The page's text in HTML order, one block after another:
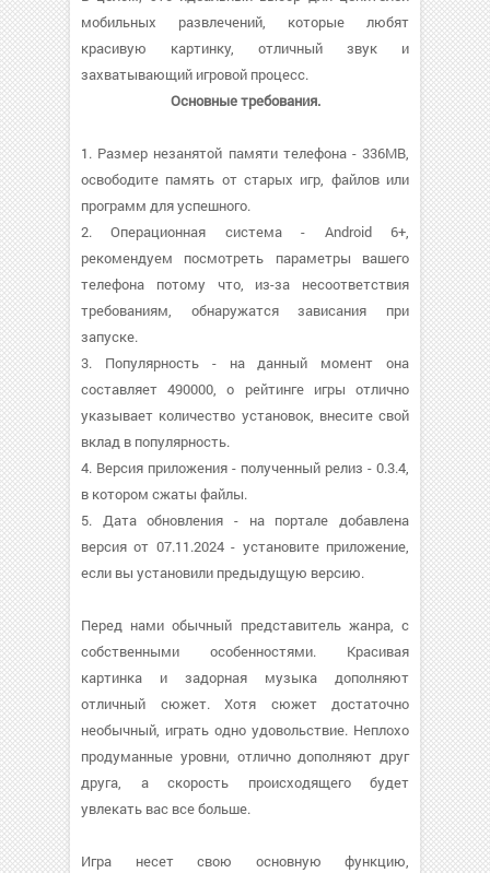
мобильных развлечений, которые любят
красивую картинку, отличный звук и
захватывающий игровой процесс.
Основные требования.
1. Размер незанятой памяти телефона - 336MB,
освободите память от старых игр, файлов или
программ для успешного.
2. Операционная система - Android 6+,
рекомендуем посмотреть параметры вашего
телефона потому что, из-за несоответствия
требованиям, обнаружатся зависания при
запуске.
3. Популярность - на данный момент она
составляет 490000, о рейтинге игры отлично
указывает количество установок, внесите свой
вклад в популярность.
4. Версия приложения - полученный релиз - 0.3.4,
в котором сжаты файлы.
5. Дата обновления - на портале добавлена
версия от 07.11.2024 - установите приложение,
если вы установили предыдущую версию.
Перед нами обычный представитель жанра, с
собственными особенностями. Красивая
картинка и задорная музыка дополняют
отличный сюжет. Хотя сюжет достаточно
необычный, играть одно удовольствие. Неплохо
продуманные уровни, отлично дополняют друг
друга, а скорость происходящего будет
увлекать вас все больше.
Игра несет свою основную функцию,